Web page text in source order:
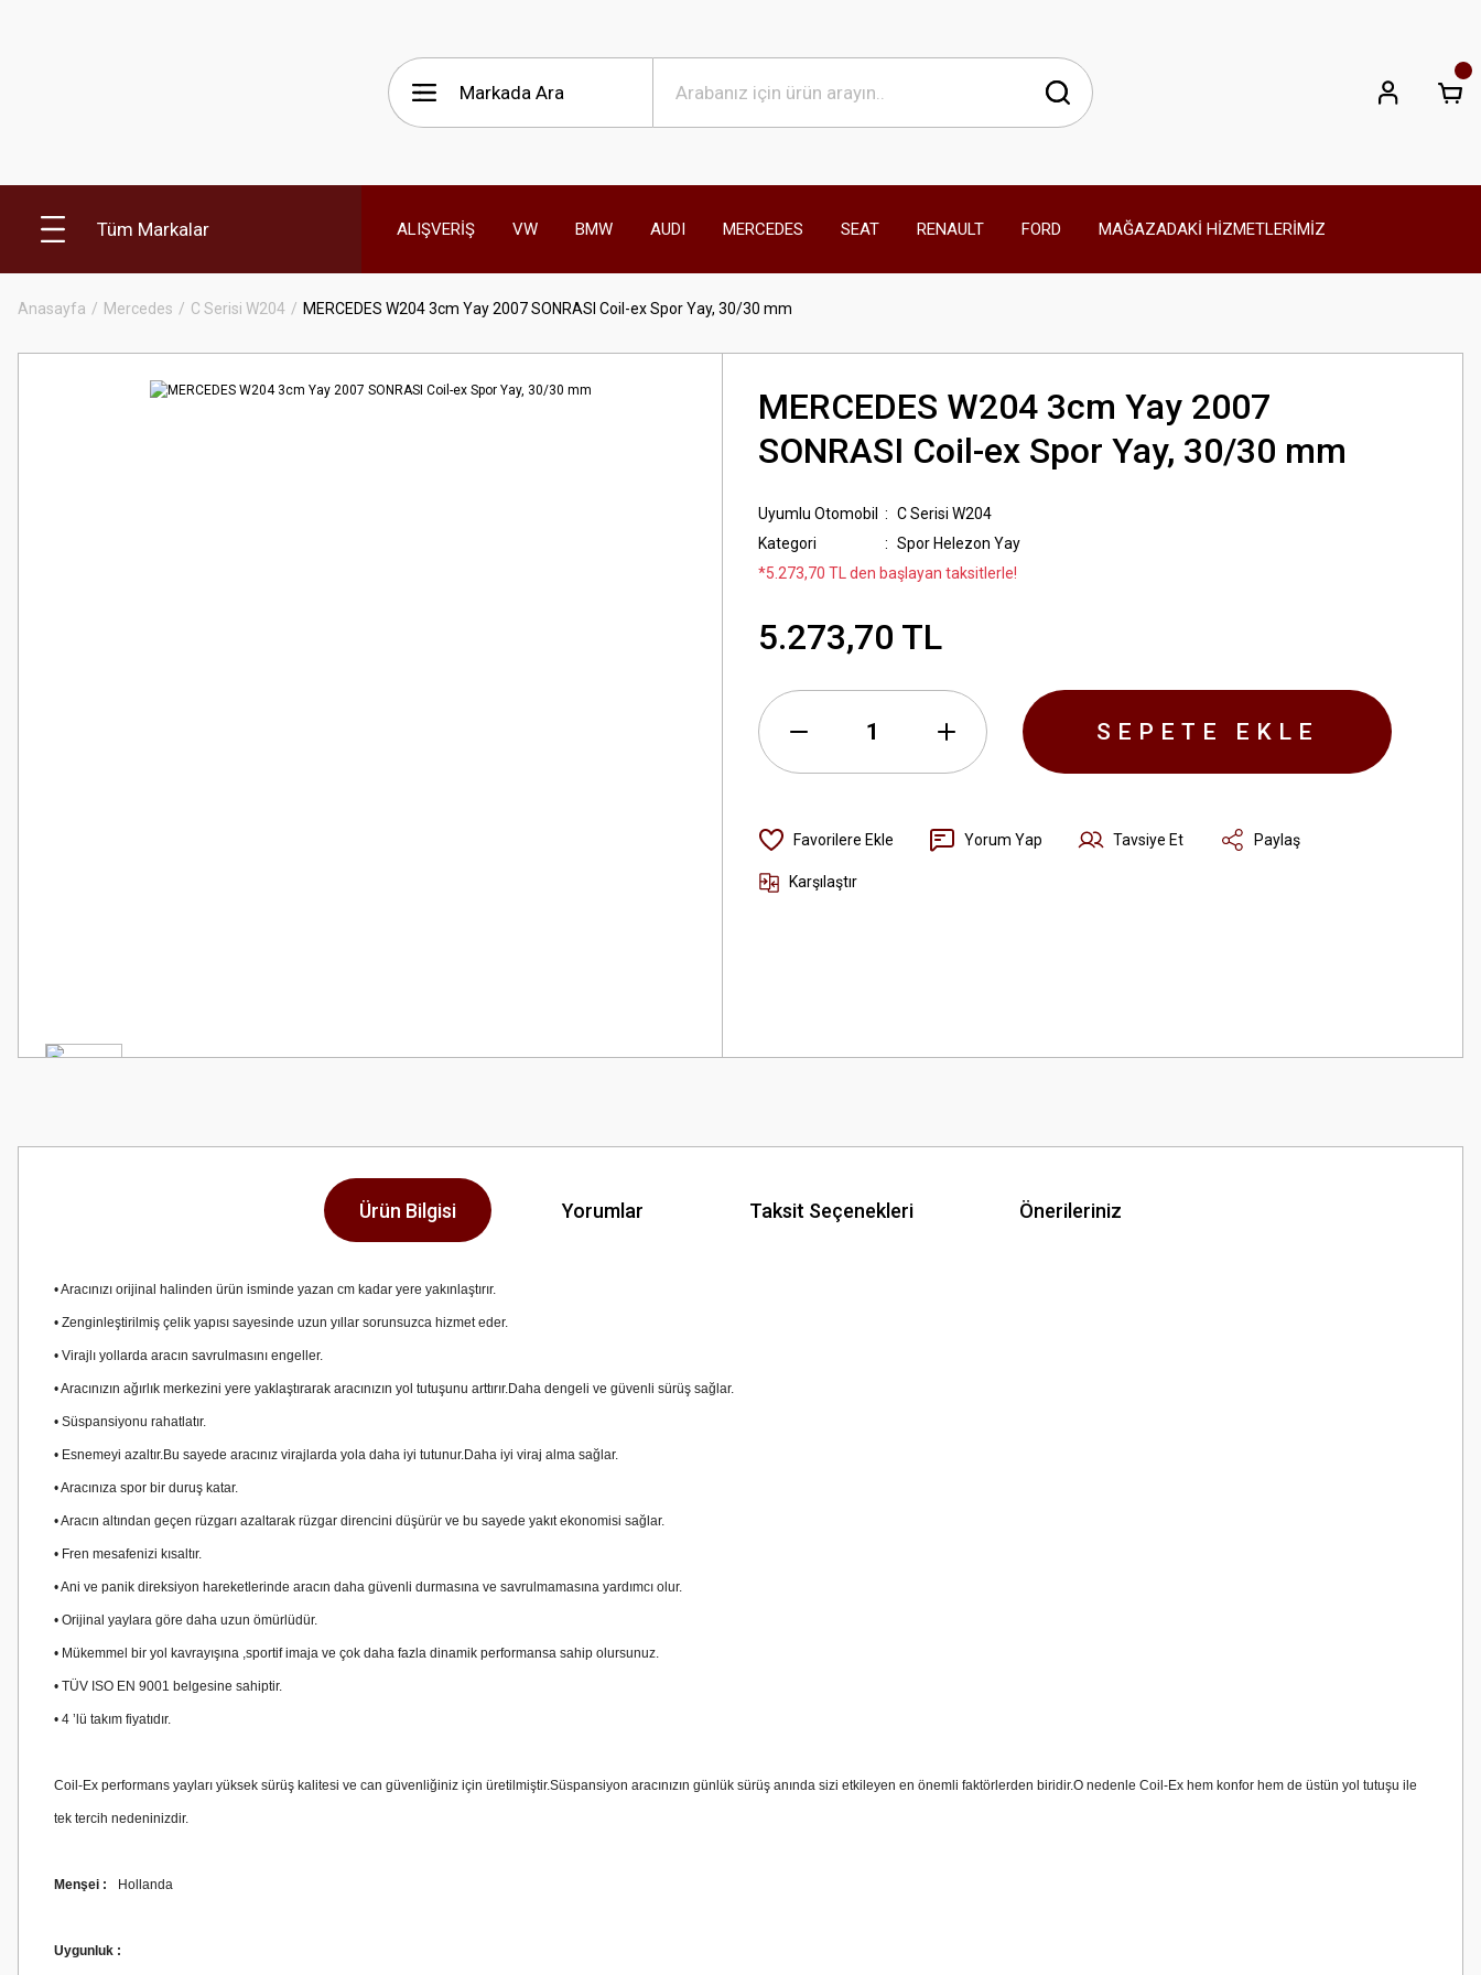
Tüm Markalar ALIŞVERİŞ VW BMW AUDI MERCEDES SEAT RENAULT FORD MAĞAZADAKİ HİZMETLERİMİZ
Anasayfa Mercedes C Serisi W204 MERCEDES W204 3cm Yay 2007 SONRASI Coil-ex Spor Yay, 30/30 mm
MERCEDES W204 3cm Yay 2007
SONRASI Coil-ex Spor Yay, 30/30 mm
Uyumlu Otomobil
C Serisi W204
Kategori
Spor Helezon Yay
*5.273,70 TL den başlayan taksitlerle!
5.273,70 TL
SEPETE EKLE
Yorum Yap Tavsiye Et Paylaş
Karşılaştır
Ürün Bilgisi Yorumlar Taksit Seçenekleri Önerileriniz
• Aracınızı orijinal halinden ürün isminde yazan cm kadar yere yakınlaştırır.
• Zenginleştirilmiş çelik yapısı sayesinde uzun yıllar sorunsuzca hizmet eder.
• Virajlı yollarda aracın savrulmasını engeller.
• Aracınızın ağırlık merkezini yere yaklaştırarak aracınızın yol tutuşunu arttırır.Daha dengeli ve güvenli sürüş sağlar.
• Süspansiyonu rahatlatır.
• Esnemeyi azaltır.Bu sayede aracınız virajlarda yola daha iyi tutunur.Daha iyi viraj alma sağlar.
• Aracınıza spor bir duruş katar.
• Aracın altından geçen rüzgarı azaltarak rüzgar direncini düşürür ve bu sayede yakıt ekonomisi sağlar.
• Fren mesafenizi kısaltır.
• Ani ve panik direksiyon hareketlerinde aracın daha güvenli durmasına ve savrulmamasına yardımcı olur.
• Orijinal yaylara göre daha uzun ömürlüdür.
• Mükemmel bir yol kavrayışına ,sportif imaja ve çok daha fazla dinamik performansa sahip olursunuz.
• TÜV ISO EN 9001 belgesine sahiptir.
• 4 ’lü takım fiyatıdır.
Coil-Ex performans yayları yüksek sürüş kalitesi ve can güvenliğiniz için üretilmiştir.Süspansiyon aracınızın günlük sürüş anında sizi etkileyen en önemli faktörlerden biridir.O nedenle Coil-Ex hem konfor hem de üstün yol tutuşu ile
tek tercih nedeninizdir.
Menşei : Hollanda
Uygunluk :